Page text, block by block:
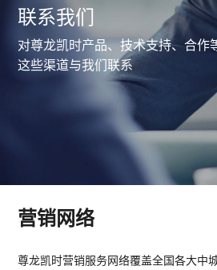
联系我们
对尊龙凯时产品、技术支持、合作
这些渠道与我们联系
营销网络
尊龙凯时营销服务网络覆盖全国各大中